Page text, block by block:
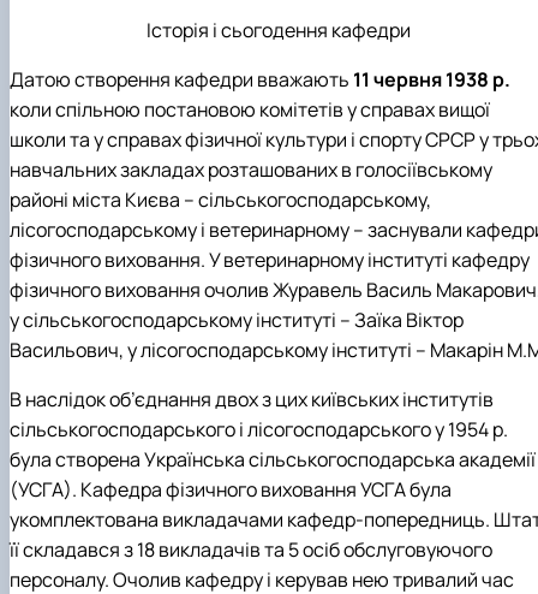
Історія і сьогодення кафедри
Датою створення кафедри вважають 11 червня 1938 р.
коли спільною постановою комітетів у справах вищої
школи та у справах фізичної культури і спорту СРСР у
навчальних закладах розташованих в голосіївському
районі міста Києва – сільськогосподарському,
лісогосподарському і ветеринарному – заснували
фізичного виховання. У ветеринарному інституті кафедру
фізичного виховання очолив Журавель Василь
у сільськогосподарському інституті – Заїка Віктор
Васильович, у лісогосподарському інституті – Макарін
В наслідок об’єднання двох з цих київських інститутів
сільськогосподарського і лісогосподарського у 1954 р.
була створена Українська сільськогосподарська академії
(УСГА). Кафедра фізичного виховання УСГА була
укомплектована викладачами кафедр-попередниць.
її складався з 18 викладачів та 5 осіб обслуговуючого
персоналу. Очолив кафедру і керував нею тривалий час